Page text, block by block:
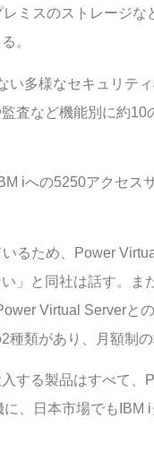
ミスのストレージ
。
多様なセキュリテ
査など機能別に約
iへの5250アクセス
るため、Power
」と同社は話す。
Virtual Serverと
類があり、月額制の
する製品はすべて、
、日本市場でもIBM